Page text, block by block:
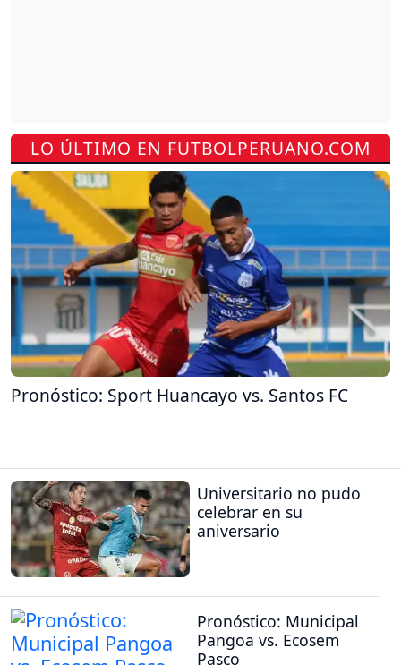
LO ÚLTIMO EN FUTBOLPERUANO.COM
Pronóstico: Sport Huancayo vs. Santos FC
Universitario no pudo
celebrar en su
aniversario
Pronóstico: Municipal
Pangoa vs. Ecosem
Pasco